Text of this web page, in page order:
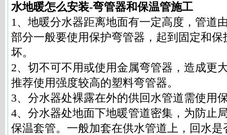
水地暖怎么安装-弯管器和保温管施工
1、地暖分水器距离地面有一定高度，管道
部分一般要使用保护弯管器，起到固定和
坏。
2、切不可不用或使用金属弯管器，造成更
推荐使用强度较高的塑料弯管器。
3、分水器处裸露在外的供回水管道需使用
4、分水器处地面下地暖管道密集，为防止
保温套管。一般加套在供水管道上，回水